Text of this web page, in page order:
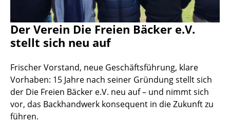
Der Verein Die Freien Bäcker e.V.
stellt sich neu auf
Frischer Vorstand, neue Geschäftsführung, klare
Vorhaben: 15 Jahre nach seiner Gründung stellt sich
der Die Freien Bäcker e.V. neu auf – und nimmt sich
vor, das Backhandwerk konsequent in die Zukunft zu
führen.